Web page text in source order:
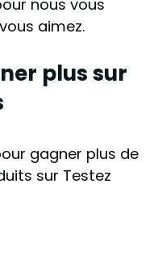
nous vous
aimez.
plus sur
gagner plus de
sur Testez